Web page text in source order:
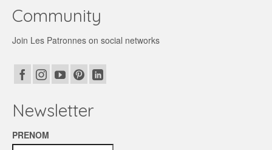
Community
Join Les Patronnes on social networks
Newsletter
PRENOM